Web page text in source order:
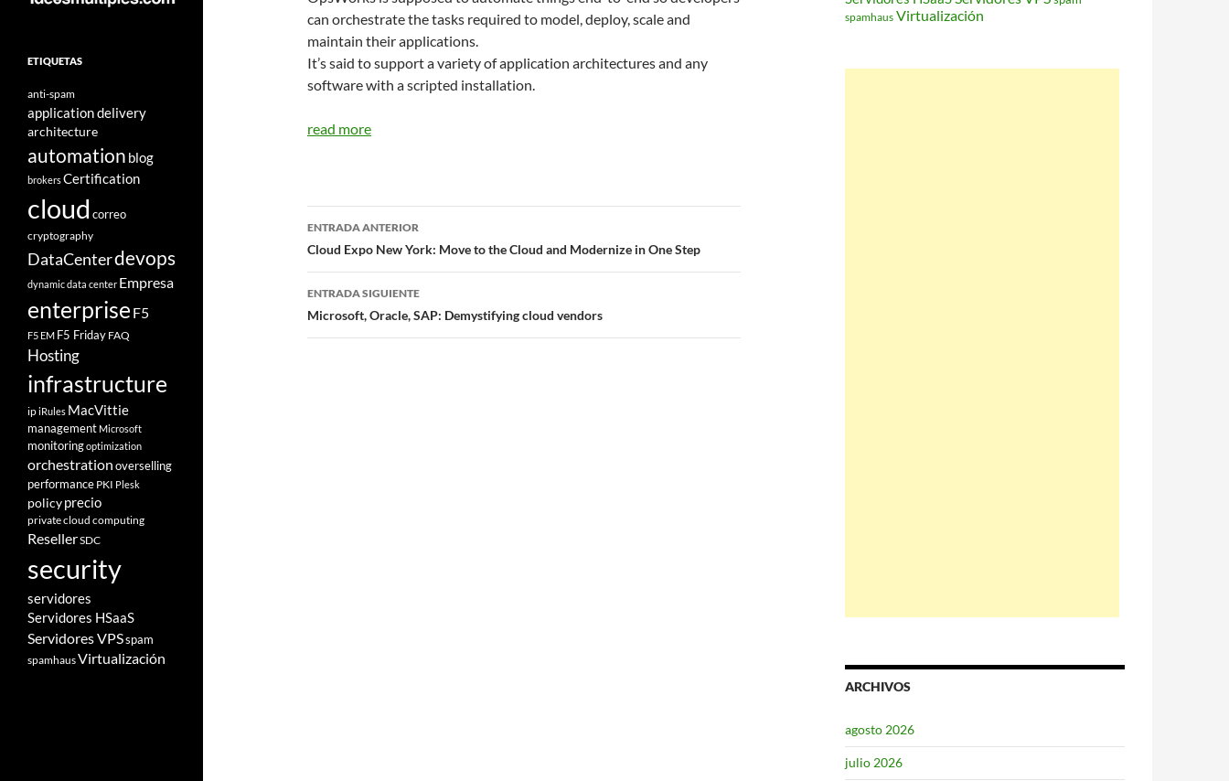
can orchestrate the tasks required to model, deploy, scale and
maintain their applications.
It’s said to support a variety of application architectures and any
software with a scripted installation.
read more
Navegador
de
entradas
ENTRADA ANTERIOR
Cloud Expo New York: Move to the Cloud and Modernize in One Step
ENTRADA SIGUIENTE
Microsoft, Oracle, SAP: Demystifying cloud vendors
spamhaus Virtualización
ARCHIVOS
agosto 2026
julio 2026
ETIQUETAS
anti-spam
application delivery
architecture
automation blog
brokersCertification
cloud correo
cryptography
DataCenterdevops
dynamic data center Empresa
enterprise F5
F5 EM F5 Friday FAQ
Hosting
infrastructure
ipiRules MacVittie
management Microsoft
monitoringoptimization
orchestrationoverselling
performance PKI Plesk
policyprecio
private cloud computing
ResellerSDC
security
servidores
Servidores HSaaS
Servidores VPSspam
spamhausVirtualización